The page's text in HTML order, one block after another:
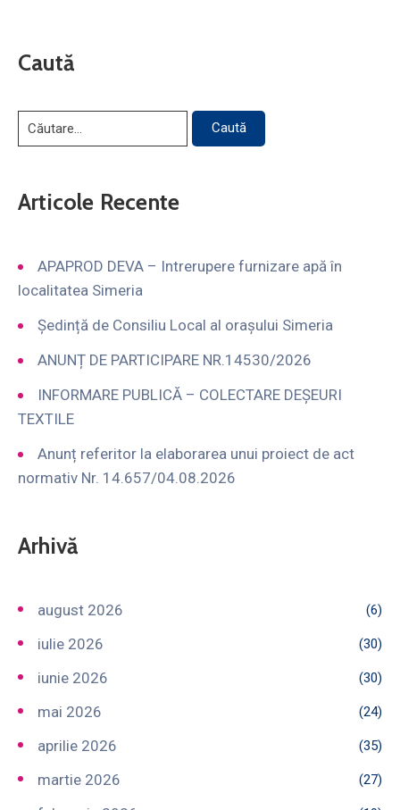
Caută
Articole Recente
APAPROD DEVA – Intrerupere furnizare apă în
localitatea Simeria
Ședință de Consiliu Local al orașului Simeria
ANUNȚ DE PARTICIPARE NR.14530/2026
INFORMARE PUBLICĂ – COLECTARE DEȘEURI
TEXTILE
Anunț referitor la elaborarea unui proiect de act
normativ Nr. 14.657/04.08.2026
Arhivă
august 2026 (6)
iulie 2026 (30)
iunie 2026 (30)
mai 2026 (24)
aprilie 2026 (35)
martie 2026 (27)